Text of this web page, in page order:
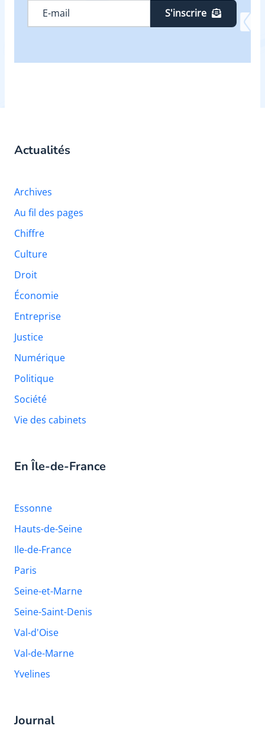
S'inscrire
Actualités
Archives
Au fil des pages
Chiffre
Culture
Droit
Économie
Entreprise
Justice
Numérique
Politique
Société
Vie des cabinets
En Île-de-France
Essonne
Hauts-de-Seine
Ile-de-France
Paris
Seine-et-Marne
Seine-Saint-Denis
Val-d'Oise
Val-de-Marne
Yvelines
Journal